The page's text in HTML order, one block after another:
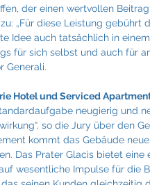
der einen wertvollen
„Für diese Leistung gebührt
Idee auch tatsächlich in
für sich selbst und auch für
Generali.
Hotel und Serviced
neugierig und
so die Jury über den
kommt das Gebäude
Das Prater Glacis bietet
wesentliche Impulse für die